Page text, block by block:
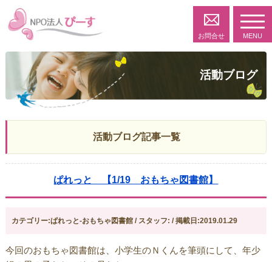
お問合せ MENU
活動ブログ
活動ブログ記事一覧
ぱれっと 【1/19 おもちゃ図書館】
カテゴリー:ぱれっと-おもちゃ図書館 / スタッフ: / 掲載日:2019.01.29
今回のおもちゃ図書館は、小学生のＮくんを筆頭にして、年少